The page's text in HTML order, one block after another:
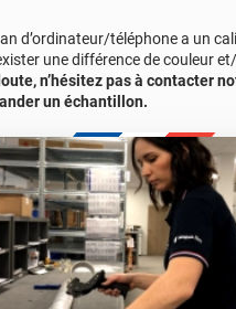
d’ordinateur/téléphone a un
une différence de couleur
n’hésitez pas à contacter
un échantillon.